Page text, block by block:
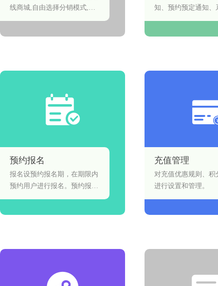
线商城,自由选择分销模式,从
多方位,多角度提供服务支持,
知、预约预定通知、
通知、会员卡开卡通
预约报名
报名设预约报名期，在期限内
预约用户进行报名。预约报名
期内，用户通过填写和提交个
充值管理
对充值优惠规则、积
进行设置和管理。